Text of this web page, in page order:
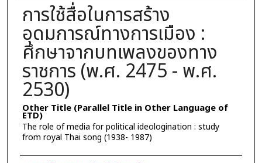
การใช้สื่อในการสร้าง
อุดมการณ์ทางการเมือง :
ศึกษาจากบทเพลงของทาง
ราชการ (พ.ศ. 2475 - พ.ศ.
2530)
Other Title (Parallel Title in Other Language of
ETD)
The role of media for political ideologination : study
from royal Thai song (1938- 1987)